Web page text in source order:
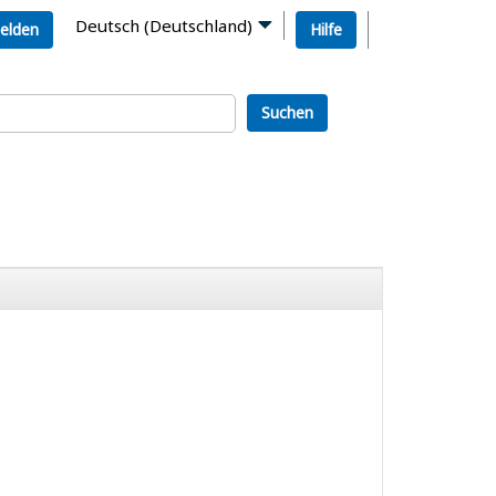
Hilfe
Deutsch (Deutschland)
Suchen